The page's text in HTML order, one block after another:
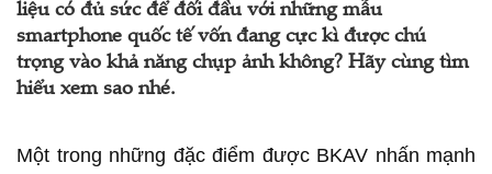
liệu có đủ sức để đối đầu với những mẫu
smartphone quốc tế vốn đang cực kì được chú
trọng vào khả năng chụp ảnh không? Hãy cùng tìm
hiểu xem sao nhé.
Một trong những đặc điểm được BKAV nhấn mạnh